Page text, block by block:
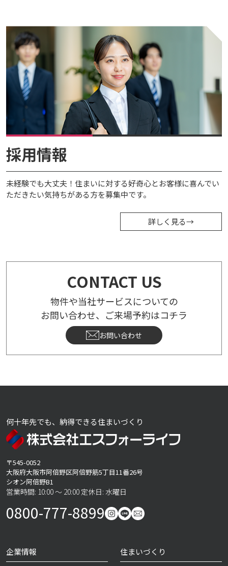
採用情報
未経験でも大丈夫！住まいに対する好奇心とお客様に喜んでい
ただきたい気持ちがある方を募集中です。
詳しく見る→
CONTACT US
物件や当社サービスについての
お問い合わせ、ご来場予約はコチラ
お問い合わせ
何十年先でも、納得できる住まいづくり
〒545-0052
大阪府大阪市阿倍野区阿倍野筋5丁目11番26号
シオン阿倍野B1
営業時間: 10:00 ～ 20:00 定休日: 水曜日
0800-777-8899
企業情報 住まいづくり